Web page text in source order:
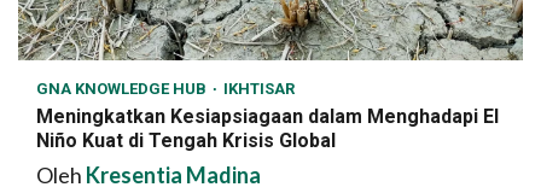
GNA KNOWLEDGE HUB IKHTISAR
Meningkatkan Kesiapsiagaan dalam Menghadapi El
Niño Kuat di Tengah Krisis Global
Oleh Kresentia Madina